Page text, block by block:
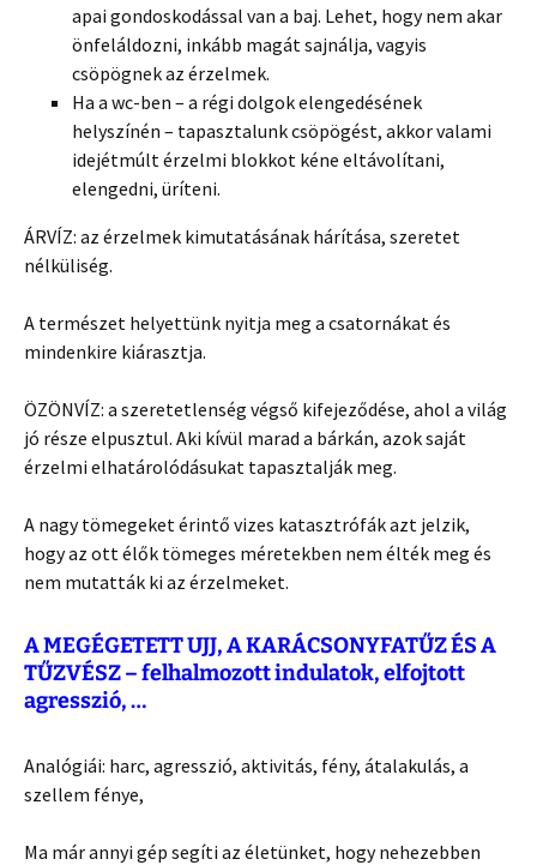
apai gondoskodással van a baj. Lehet, hogy nem akar
önfeláldozni, inkább magát sajnálja, vagyis
csöpögnek az érzelmek.
Ha a wc-ben – a régi dolgok elengedésének
helyszínén – tapasztalunk csöpögést, akkor valami
idejétmúlt érzelmi blokkot kéne eltávolítani,
elengedni, üríteni.
ÁRVÍZ: az érzelmek kimutatásának hárítása, szeretet
nélküliség.
A természet helyettünk nyitja meg a csatornákat és
mindenkire kiárasztja.
ÖZÖNVÍZ: a szeretetlenség végső kifejeződése, ahol a világ
jó része elpusztul. Aki kívül marad a bárkán, azok saját
érzelmi elhatárolódásukat tapasztalják meg.
A nagy tömegeket érintő vizes katasztrófák azt jelzik,
hogy az ott élők tömeges méretekben nem élték meg és
nem mutatták ki az érzelmeket.
A MEGÉGETETT UJJ, A KARÁCSONYFATŰZ ÉS A
TŰZVÉSZ – felhalmozott indulatok, elfojtott
agresszió, …
Analógiái: harc, agresszió, aktivitás, fény, átalakulás, a
szellem fénye,
Ma már annyi gép segíti az életünket, hogy nehezebben